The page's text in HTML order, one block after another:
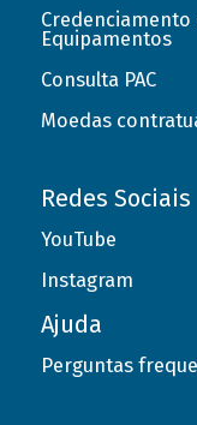
Credenciamento
Equipamentos
Consulta PAC
Moedas
Redes Sociais
YouTube
Instagram
Ajuda
Perguntas